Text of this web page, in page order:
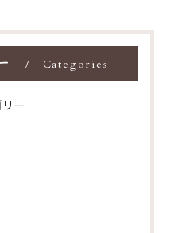
Categories
ー